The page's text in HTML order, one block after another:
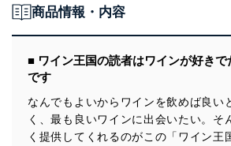
商品情報・内容
■ ワイン王国の読者はワインが好きで
です
なんでもよいからワインを飲めば良い
く、最も良いワインに出会いたい。そ
く提供してくれるのがこの「ワイン王